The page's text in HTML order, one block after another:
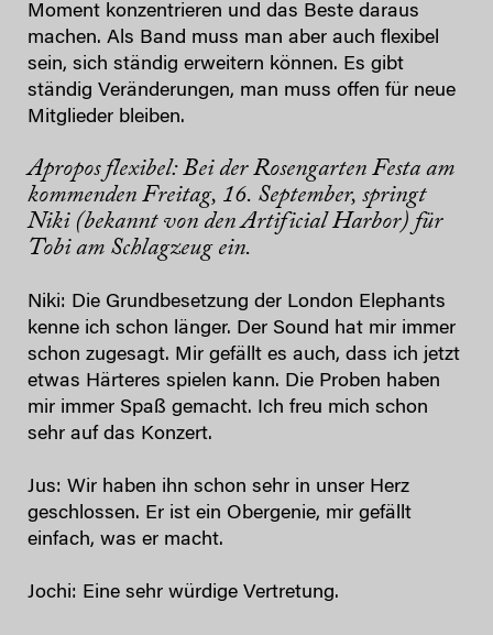
Moment konzentrieren und das Beste daraus
machen. Als Band muss man aber auch flexibel
sein, sich ständig erweitern können. Es gibt
ständig Veränderungen, man muss offen für neue
Mitglieder bleiben.
Apropos flexibel: Bei der Rosengarten Festa am
kommenden Freitag, 16. September, springt
Niki (bekannt von den Artificial Harbor) für
Tobi am Schlagzeug ein.
Niki: Die Grundbesetzung der London Elephants
kenne ich schon länger. Der Sound hat mir immer
schon zugesagt. Mir gefällt es auch, dass ich jetzt
etwas Härteres spielen kann. Die Proben haben
mir immer Spaß gemacht. Ich freu mich schon
sehr auf das Konzert.
Jus: Wir haben ihn schon sehr in unser Herz
geschlossen. Er ist ein Obergenie, mir gefällt
einfach, was er macht.
Jochi: Eine sehr würdige Vertretung.